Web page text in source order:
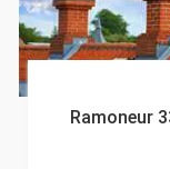
Ramoneur